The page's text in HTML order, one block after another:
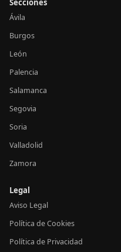
Ávila
Burgos
León
Palencia
Salamanca
Segovia
Soria
Valladolid
Zamora
Legal
Aviso Legal
Política de Cookies
Política de Privacidad